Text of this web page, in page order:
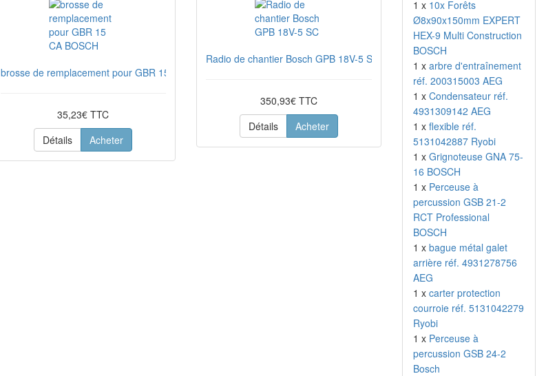
brosse de remplacement pour GBR 15 CA BOSCH
35,23€ TTC
Détails
Acheter
Radio de chantier Bosch GPB 18V-5 SC
350,93€ TTC
Détails
Acheter
1 x 10x Forêts
Ø8x90x150mm EXPERT
HEX-9 Multi Construction
BOSCH
1 x arbre d'entraînement
réf. 200315003 AEG
1 x Condensateur réf.
4931309142 AEG
1 x flexible réf.
5131042887 Ryobi
1 x Grignoteuse GNA 75-
16 BOSCH
1 x Perceuse à
percussion GSB 21-2
RCT Professional
BOSCH
1 x bague métal galet
arrière réf. 4931278756
AEG
1 x carter protection
courroie réf. 5131042279
Ryobi
1 x Perceuse à
percussion GSB 24-2
Bosch